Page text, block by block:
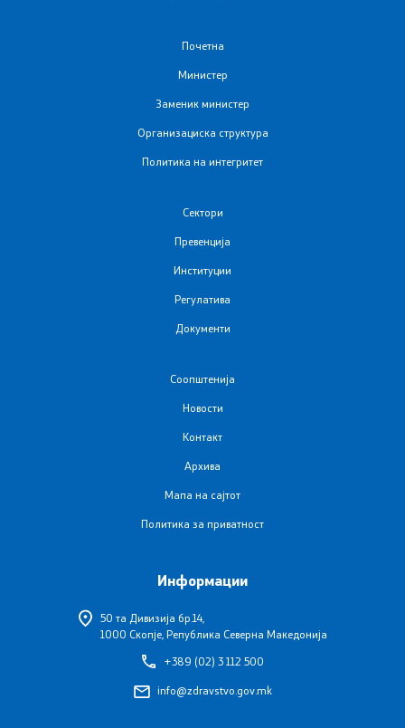
Одделение за односи со јавноста
ЧПП - Често поставувани прашања
Почетна
Министер
Заменик министер
Организациска структура
Политика на интегритет
Сектори
Превенција
Институции
Регулатива
Документи
Соопштенија
Новости
Контакт
Архива
Мапа на сајтот
Политика за приватност
Информации
50 та Дивизија бр.14,
1000 Скопје, Република Северна Македонија
+389 (02) 3 112 500
info@zdravstvo.gov.mk